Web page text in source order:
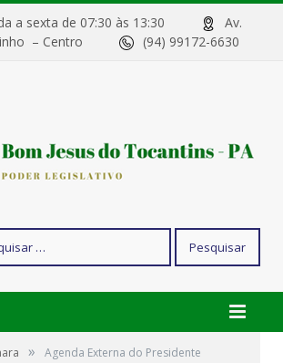
a sexta de 07:30 às 13:30
Av.
– Centro
(94) 99172-6630
» Agenda Externa do Presidente